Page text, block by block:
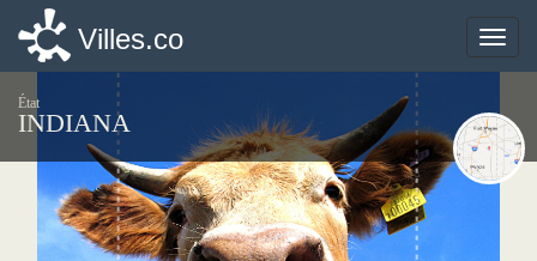
Toggle
Villes.co
État
INDIANA
Toggle
Villes.co